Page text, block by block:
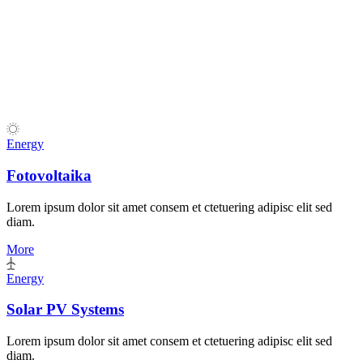
Energy
Fotovoltaika
Lorem ipsum dolor sit amet consem et ctetuering adipisc elit sed
diam.
More
Energy
Solar PV Systems
Lorem ipsum dolor sit amet consem et ctetuering adipisc elit sed
diam.